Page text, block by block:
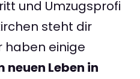
und Umzugsprofi
steht dir
haben einige
neuen Leben in